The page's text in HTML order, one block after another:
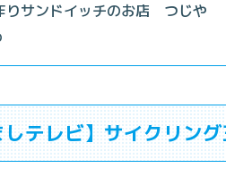
りサンドイッチのお店 つじや
しテレビ】サイクリン